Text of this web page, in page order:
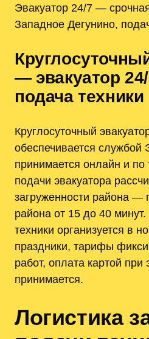
Эвакуатор 24/7 —
Западное Дегунино,
— эвакуатор
подача техники
Круглосуточный
обеспечивается службой
принимается онлайн и
подачи эвакуатора
загруженности района —
района от 15 до 40
техники организуется в
праздники, тарифы
работ, оплата картой при
принимается.
Логистика